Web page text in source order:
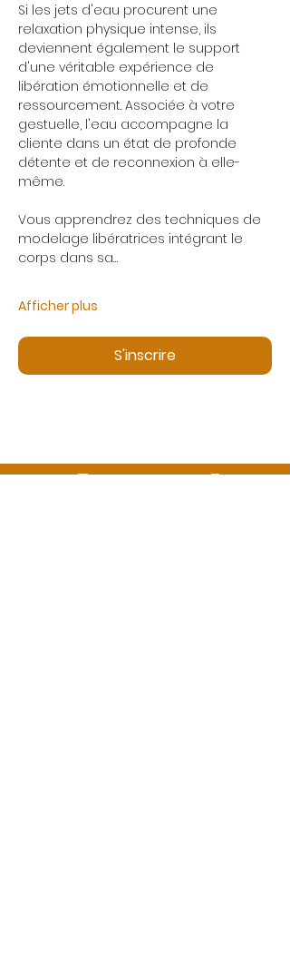
Si les jets d'eau procurent une
relaxation physique intense, ils
deviennent également le support
d'une véritable expérience de
libération émotionnelle et de
ressourcement. Associée à votre
gestuelle, l'eau accompagne la
cliente dans un état de profonde
détente et de reconnexion à elle-
même.
Vous apprendrez des techniques de
modelage libératrices intégrant le
corps dans sa…
Afficher plus
S'inscrire
Des questions ?